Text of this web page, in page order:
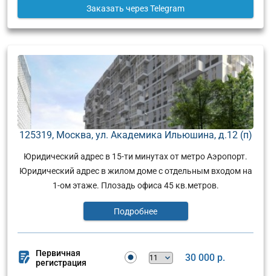
Заказать через Telegram
125319, Москва, ул. Академика Ильюшина, д.12 (п)
Юридический адрес в 15-ти минутах от метро Аэропорт.
Юридический адрес в жилом доме с отдельным входом на
1-ом этаже. Плозадь офиса 45 кв.метров.
Подробнее
Первичная
регистрация
30 000 р.